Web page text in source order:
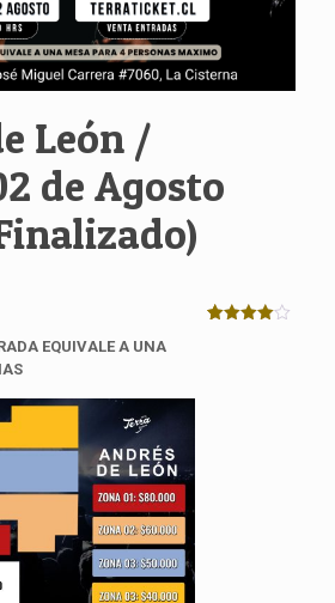
León /
de Agosto
EQUIVALE A UNA